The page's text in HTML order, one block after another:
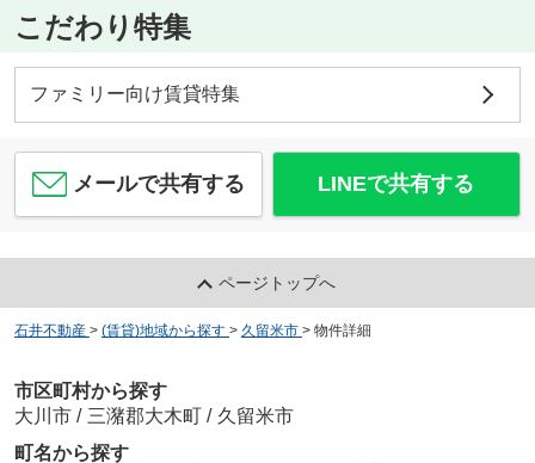
こだわり特集
ファミリー向け賃貸特集
メールで共有する LINEで共有する
ページトップへ
石井不動産 > (賃貸)地域から探す > 久留米市 > 物件詳細
市区町村から探す
大川市 / 三潴郡大木町 / 久留米市
町名から探す